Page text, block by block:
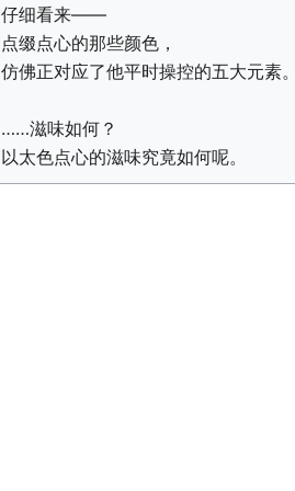
仔细看来——
点缀点心的那些颜色，
仿佛正对应了他平时操控的五大元素
……滋味如何？
以太色点心的滋味究竟如何呢。